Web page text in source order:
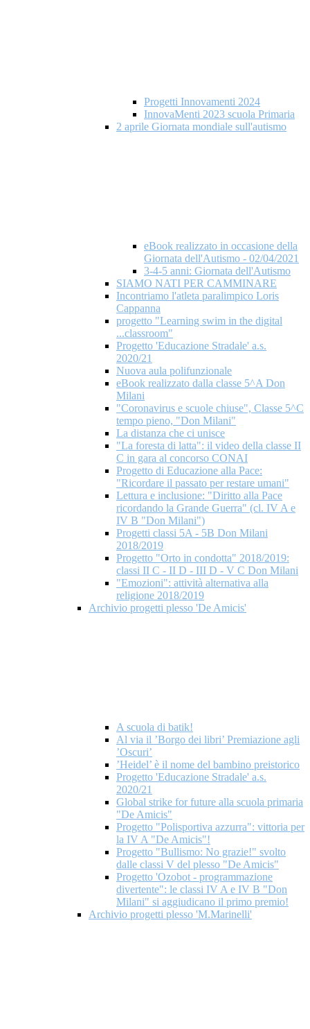
Progetti Innovamenti 2024
InnovaMenti 2023 scuola Primaria
2 aprile Giornata mondiale​ sull'autismo
eBook realizzato in occasione della
Giornata dell'Autismo - 02/04/2021
3-4-5 anni: Giornata dell'Autismo
SIAMO NATI PER CAMMINARE
Incontriamo l'atleta paralimpico Loris
Cappanna
progetto "Learning swim in the digital
...classroom"
Progetto 'Educazione Stradale' a.s.
2020/21
Nuova aula polifunzionale
eBook realizzato dalla classe 5^A Don
Milani
"Coronavirus e scuole chiuse", Classe 5^C
tempo pieno, "Don Milani"
La distanza che ci unisce
"La foresta di latta": il video della classe II
C in gara al concorso CONAI
Progetto di Educazione alla Pace:
"Ricordare il passato per restare umani"
Lettura e inclusione: "Diritto alla Pace
ricordando la Grande Guerra" (cl. IV A e
IV B "Don Milani")
Progetti classi 5A - 5B Don Milani
2018/2019
Progetto "Orto in condotta" 2018/2019:
classi II C - II D - III D - V C Don Milani
"Emozioni": attività alternativa alla
religione 2018/2019
Archivio progetti plesso 'De Amicis'
A scuola di batik!
Al via il ’Borgo dei libri’ Premiazione agli
’Oscuri’
’Heidel’ è il nome del bambino preistorico
Progetto 'Educazione Stradale' a.s.
2020/21
Global strike for future alla scuola primaria
"De Amicis"
Progetto "Polisportiva azzurra": vittoria per
la IV A "De Amicis"!
Progetto "Bullismo: No grazie!" svolto
dalle classi V del plesso "De Amicis"
Progetto 'Ozobot - programmazione
divertente": le classi IV A e IV B "Don
Milani" si aggiudicano il primo premio!
Archivio progetti plesso 'M.Marinelli'